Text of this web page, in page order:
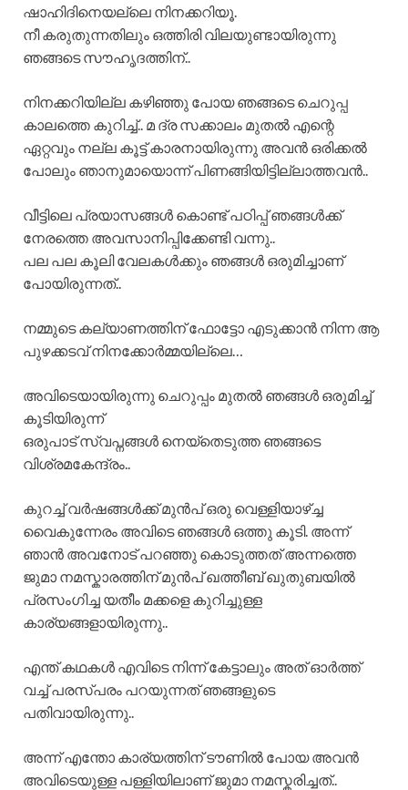
ഷാഹിദിനെയല്ലെ നിനക്കറിയൂ.
നീ കരുതുന്നതിലും ഒത്തിരി വിലയുണ്ടായിരുന്നു
ഞങ്ങടെ സൗഹൃദത്തിന്..
നിനക്കറിയില്ല കഴിഞ്ഞു പോയ ഞങ്ങടെ ചെറുപ്പ
കാലത്തെ കുറിച്ച്.. മ ദ്ര സക്കാലം മുതൽ എന്റെ
ഏറ്റവും നല്ല കൂട്ട് കാരനായിരുന്നു അവൻ ഒരിക്കൽ
പോലും ഞാനുമായൊന്ന് പിണങ്ങിയിട്ടില്ലാത്തവൻ..
വീട്ടിലെ പ്രയാസങ്ങൾ കൊണ്ട് പഠിപ്പ് ഞങ്ങൾക്ക്
നേരത്തെ അവസാനിപ്പിക്കേണ്ടി വന്നു..
പല പല കൂലി വേലകൾക്കും ഞങ്ങൾ ഒരുമിച്ചാണ്
പോയിരുന്നത്..
നമ്മുടെ കല്യാണത്തിന് ഫോട്ടോ എടുക്കാൻ നിന്ന ആ
പുഴക്കടവ് നിനക്കോർമ്മയില്ലെ…
അവിടെയായിരുന്നു ചെറുപ്പം മുതൽ ഞങ്ങൾ ഒരുമിച്ച്
കൂടിയിരുന്ന്
ഒരുപാട് സ്വപ്നങ്ങൾ നെയ്തെടുത്ത ഞങ്ങടെ
വിശ്രമകേന്ദ്രം..
കുറച്ച് വർഷങ്ങൾക്ക് മുൻപ് ഒരു വെള്ളിയാഴ്ച്ച
വൈകുന്നേരം അവിടെ ഞങ്ങൾ ഒത്തു കൂടി. അന്ന്
ഞാൻ അവനോട് പറഞ്ഞു കൊടുത്തത് അന്നത്തെ
ജുമാ നമസ്കാരത്തിന് മുൻപ് ഖത്തീബ് ഖുതുബയിൽ
പ്രസംഗിച്ച യതീം മക്കളെ കുറിച്ചുള്ള
കാര്യങ്ങളായിരുന്നു..
എന്ത്‌ കഥകൾ എവിടെ നിന്ന് കേട്ടാലും അത് ഓർത്ത്
വച്ച് പരസ്പരം പറയുന്നത് ഞങ്ങളുടെ
പതിവായിരുന്നു..
അന്ന് എന്തോ കാര്യത്തിന് ടൗണിൽ പോയ അവൻ
അവിടെയുള്ള പള്ളിയിലാണ് ജുമാ നമസ്കരിച്ചത്..